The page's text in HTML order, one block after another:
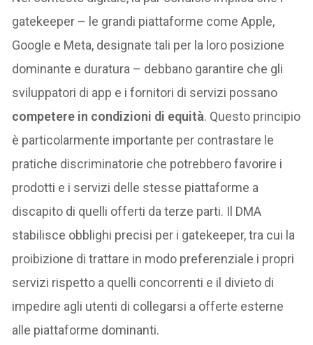
gatekeeper – le grandi piattaforme come Apple,
Google e Meta, designate tali per la loro posizione
dominante e duratura – debbano garantire che gli
sviluppatori di app e i fornitori di servizi possano
competere in condizioni di equità. Questo principio
è particolarmente importante per contrastare le
pratiche discriminatorie che potrebbero favorire i
prodotti e i servizi delle stesse piattaforme a
discapito di quelli offerti da terze parti. Il DMA
stabilisce obblighi precisi per i gatekeeper, tra cui la
proibizione di trattare in modo preferenziale i propri
servizi rispetto a quelli concorrenti e il divieto di
impedire agli utenti di collegarsi a offerte esterne
alle piattaforme dominanti.